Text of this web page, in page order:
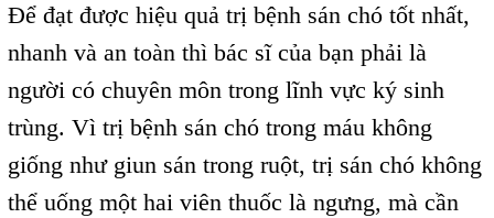
Để đạt được hiệu quả trị bệnh sán chó tốt nhất,
nhanh và an toàn thì bác sĩ của bạn phải là
người có chuyên môn trong lĩnh vực ký sinh
trùng. Vì trị bệnh sán chó trong máu không
giống như giun sán trong ruột, trị sán chó không
thể uống một hai viên thuốc là ngưng, mà cần